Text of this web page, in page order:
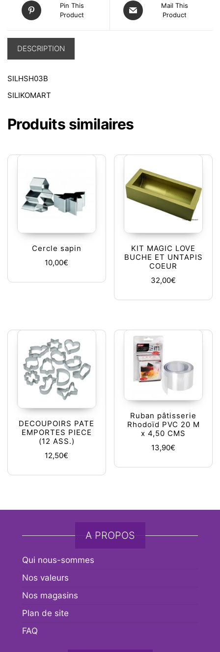
Pin This
Product
Mail This
Product
DESCRIPTION
SILHSH03B
SILIKOMART
Produits similaires
Cercle sapin
10,00€
KIT MAGIC LOVE
BUCHE ET UNTAPIS
COEUR
32,00€
DECOUPOIRS PATE
EMPORTES PIECE
(12 ASS.)
12,50€
Ruban pâtisserie
Rhodoïd PVC 20 M
x 4,50 CMS
13,90€
A PROPOS
Qui nous-sommes
Nos valeurs
Nos magasins
Plan de site
FAQ